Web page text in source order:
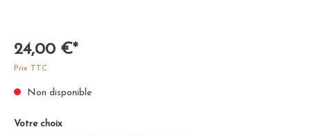
24,00 €*
Prix TTC
Non disponible
Votre choix